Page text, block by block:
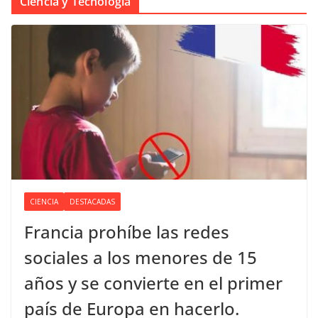
CIENCIA DESTACADAS
Francia prohíbe las redes
sociales a los menores de 15
años y se convierte en el primer
país de Europa en hacerlo.